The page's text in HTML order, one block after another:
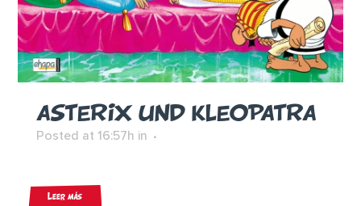
ASTERIX UND KLEOPATRA
Posted at 16:57h in
Leer más